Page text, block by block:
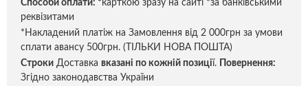
Способи оплати: *карткою зразу на сайті *за банківськими
реквізитами
*Накладений платіж на Замовлення від 2 000грн за умови
сплати авансу 500грн. (ТІЛЬКИ НОВА ПОШТА)
Строки Доставка вказані по кожній позиції.
Повернення:
Згідно законодавства України